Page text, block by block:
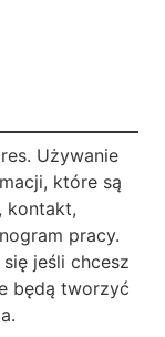
Używanie
które są
kontakt,
pracy.
jeśli chcesz
będą tworzyć